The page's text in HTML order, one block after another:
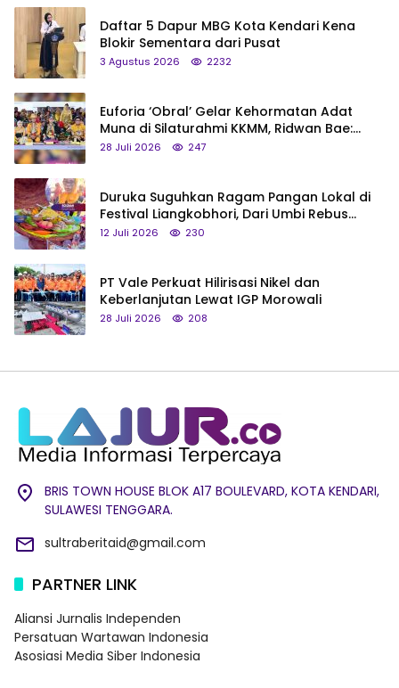
Daftar 5 Dapur MBG Kota Kendari Kena
Blokir Sementara dari Pusat
3 Agustus 2026 2232
Euforia ‘Obral’ Gelar Kehormatan Adat
Muna di Silaturahmi KKMM, Ridwan Bae:
Saya Bukan Tipe Begitu, Belum Pantas!
28 Juli 2026 247
Duruka Suguhkan Ragam Pangan Lokal di
Festival Liangkobhori, Dari Umbi Rebus
hingga Tumpeng Beras Muna
12 Juli 2026 230
PT Vale Perkuat Hilirisasi Nikel dan
Keberlanjutan Lewat IGP Morowali
28 Juli 2026 208
BRIS TOWN HOUSE BLOK A17 BOULEVARD, KOTA KENDARI,
SULAWESI TENGGARA.
sultraberitaid@gmail.com
PARTNER LINK
Aliansi Jurnalis Independen
Persatuan Wartawan Indonesia
Asosiasi Media Siber Indonesia